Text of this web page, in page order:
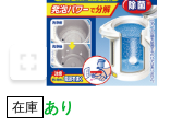
在庫 あり